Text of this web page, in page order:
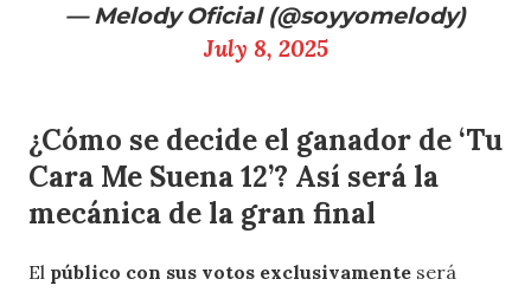
— Melody Oficial (@soyyomelody)
July 8, 2025
¿Cómo se decide el ganador de ‘Tu
Cara Me Suena 12’? Así será la
mecánica de la gran final
El público con sus votos exclusivamente será